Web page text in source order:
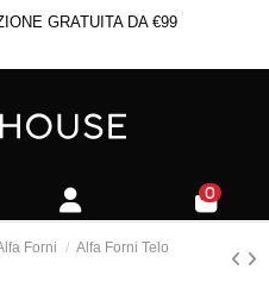
GRATUITA DA €99
0
Forni
Alfa Forni Telo